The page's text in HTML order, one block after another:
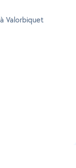
Valorbiquet